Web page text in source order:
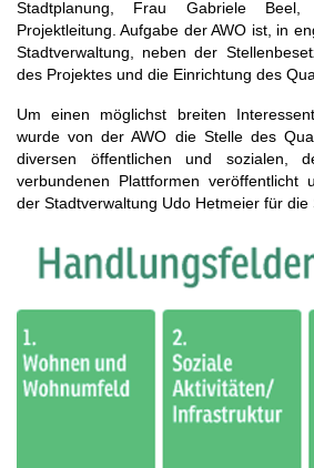
Stadtplanung, Frau Gabriele
Projektleitung. Aufgabe der AWO ist, in
Stadtverwaltung, neben der
des Projektes und die Einrichtung des
Um einen möglichst breiten
wurde von der AWO die Stelle des
diversen öffentlichen und sozialen,
verbundenen Plattformen veröffentlicht
der Stadtverwaltung Udo Hetmeier für die